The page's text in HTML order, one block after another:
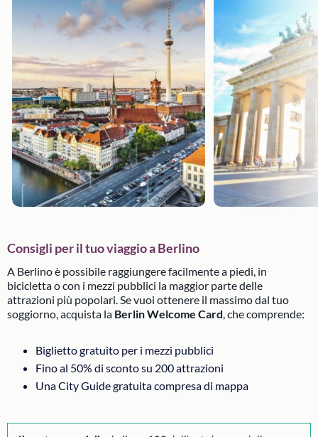
Consigli per il tuo viaggio a Berlino
A Berlino è possibile raggiungere facilmente a piedi, in
bicicletta o con i mezzi pubblici la maggior parte delle
attrazioni più popolari. Se vuoi ottenere il massimo dal tuo
soggiorno, acquista la Berlin Welcome Card, che comprende:
Biglietto gratuito per i mezzi pubblici
Fino al 50% di sconto su 200 attrazioni
Una City Guide gratuita compresa di mappa